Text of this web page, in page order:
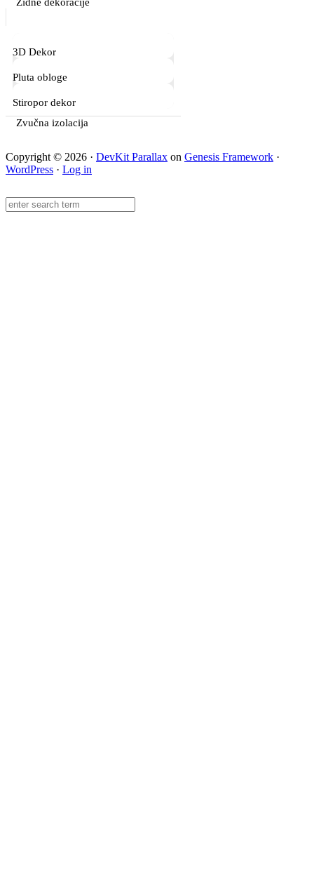
Zidne dekoracije
3D Dekor
Pluta obloge
Stiropor dekor
Zvučna izolacija
Copyright © 2026 · DevKit Parallax on Genesis Framework ·
WordPress · Log in